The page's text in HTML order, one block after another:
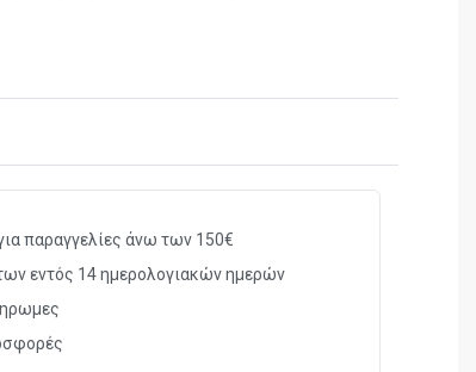
παραγγελίες άνω των 150€
εντός 14 ημερολογιακών ημερών